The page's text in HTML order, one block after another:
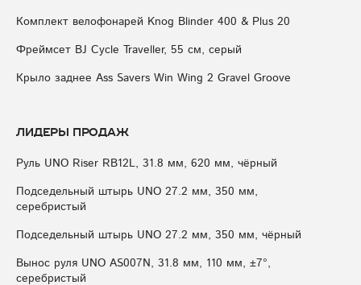
Комплект велофонарей Knog Blinder 400 & Plus 20
Фреймсет BJ Cycle Traveller, 55 см, серый
Крыло заднее Ass Savers Win Wing 2 Gravel Groove
Лидеры продаж
Руль UNO Riser RB12L, 31.8 мм, 620 мм, чёрный
Подседельный штырь UNO 27.2 мм, 350 мм,
серебристый
Подседельный штырь UNO 27.2 мм, 350 мм, чёрный
Вынос руля UNO AS007N, 31.8 мм, 110 мм, ±7°,
серебристый